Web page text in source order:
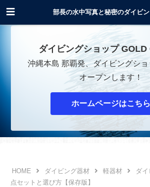
沖縄でダイビングショップOPEN
ダイビングショップ GOLD
沖縄本島 那覇発、ダイビングシ
オープンします！
ホームページはこちら
ダイビング器材 軽器材
ダ
点セットと選び方【保存版】
部長の水中写真と秘密のダイビ